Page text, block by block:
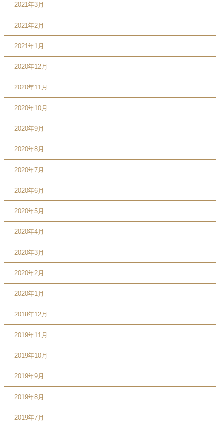
2021年3月
2021年2月
2021年1月
2020年12月
2020年11月
2020年10月
2020年9月
2020年8月
2020年7月
2020年6月
2020年5月
2020年4月
2020年3月
2020年2月
2020年1月
2019年12月
2019年11月
2019年10月
2019年9月
2019年8月
2019年7月